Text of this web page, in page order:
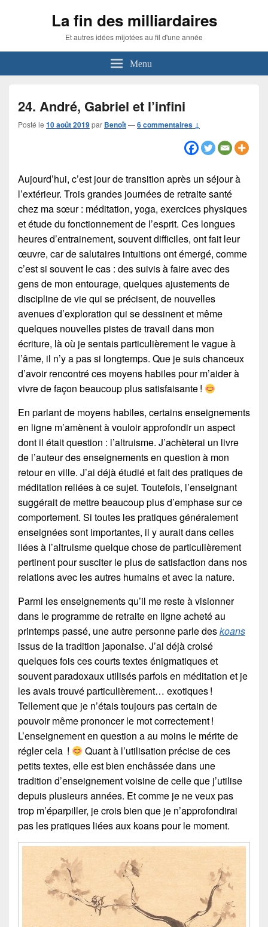
La fin des milliardaires
Et autres idées mijotées au fil d'une année
Menu
24. André, Gabriel et l’infini
Posté le 10 août 2019par Benoît—6 commentaires ↓
Aujourd’hui, c’est jour de transition après un séjour à
l’extérieur. Trois grandes journées de retraite santé
chez ma sœur : méditation, yoga, exercices physiques
et étude du fonctionnement de l’esprit. Ces longues
heures d’entrainement, souvent difficiles, ont fait leur
œuvre, car de salutaires intuitions ont émergé, comme
c’est si souvent le cas : des suivis à faire avec des
gens de mon entourage, quelques ajustements de
discipline de vie qui se précisent, de nouvelles
avenues d’exploration qui se dessinent et même
quelques nouvelles pistes de travail dans mon
écriture, là où je sentais particulièrement le vague à
l’âme, il n’y a pas si longtemps. Que je suis chanceux
d’avoir rencontré ces moyens habiles pour m’aider à
vivre de façon beaucoup plus satisfaisante !
En parlant de moyens habiles, certains enseignements
en ligne m’amènent à vouloir approfondir un aspect
dont il était question : l’altruisme. J’achèterai un livre
de l’auteur des enseignements en question à mon
retour en ville. J’ai déjà étudié et fait des pratiques de
méditation reliées à ce sujet. Toutefois, l’enseignant
suggérait de mettre beaucoup plus d’emphase sur ce
comportement. Si toutes les pratiques généralement
enseignées sont importantes, il y aurait dans celles
liées à l’altruisme quelque chose de particulièrement
pertinent pour susciter le plus de satisfaction dans nos
relations avec les autres humains et avec la nature.
Parmi les enseignements qu’il me reste à visionner
dans le programme de retraite en ligne acheté au
printemps passé, une autre personne parle deskoans
issus de la tradition japonaise. J’ai déjà croisé
quelques fois ces courts textes énigmatiques et
souvent paradoxaux utilisés parfois en méditation et je
les avais trouvé particulièrement… exotiques !
Tellement que je n’étais toujours pas certain de
pouvoir même prononcer le mot correctement !
L’enseignement en question a au moins le mérite de
régler cela !
Quant à l’utilisation précise de ces
petits textes, elle est bien enchâssée dans une
tradition d’enseignement voisine de celle que j’utilise
depuis plusieurs années. Et comme je ne veux pas
trop m’éparpiller, je crois bien que je n’approfondirai
pas les pratiques liées aux koans pour le moment.